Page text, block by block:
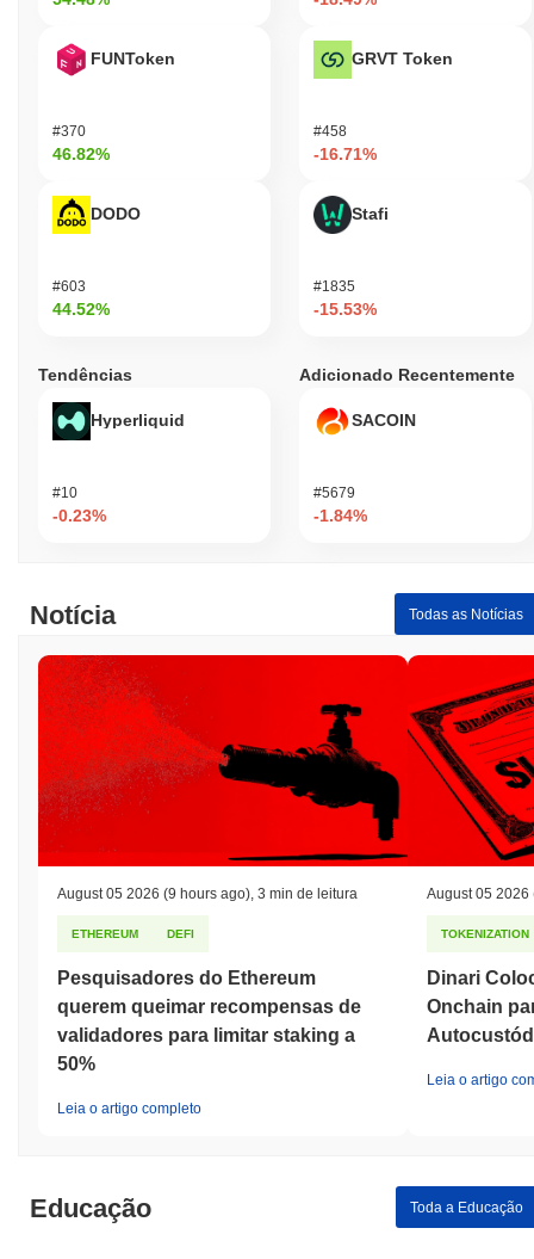
FUNToken
#370
46.82%
DODO
#603
44.52%
GRVT Token
#458
-16.71%
Stafi
#1835
-15.53%
Tendências
Hyperliquid
#10
-0.23%
Adicionado Recentemente
SACOIN
#5679
-1.84%
Notícia Todas as Notícias
August 05 2026 (9 hours ago), 3 min de leitura
ETHEREUM DEFI
Pesquisadores do Ethereum
querem queimar recompensas de
validadores para limitar staking a
50%
Leia o artigo completo
August 05 2026
TOKENIZATION
Dinari
Onchain
Leia o artigo
Educação Toda a Educação